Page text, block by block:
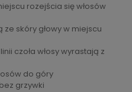
rozejścia się włosów
ze skóry głowy w miejscu
czoła włosy wyrastają z
do góry
grzywki